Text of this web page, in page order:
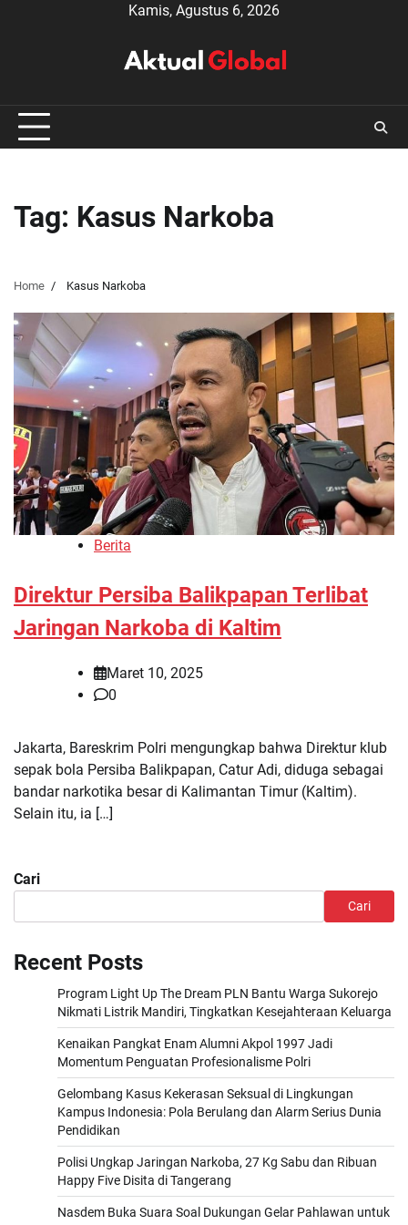
Kamis, Agustus 6, 2026
Tag: Kasus Narkoba
Home Kasus Narkoba
Berita
Direktur Persiba Balikpapan Terlibat
Jaringan Narkoba di Kaltim
Maret 10, 2025
0
Jakarta, Bareskrim Polri mengungkap bahwa Direktur klub
sepak bola Persiba Balikpapan, Catur Adi, diduga sebagai
bandar narkotika besar di Kalimantan Timur (Kaltim).
Selain itu, ia […]
Cari
Cari
Recent Posts
Program Light Up The Dream PLN Bantu Warga Sukorejo
Nikmati Listrik Mandiri, Tingkatkan Kesejahteraan Keluarga
Kenaikan Pangkat Enam Alumni Akpol 1997 Jadi
Momentum Penguatan Profesionalisme Polri
Gelombang Kasus Kekerasan Seksual di Lingkungan
Kampus Indonesia: Pola Berulang dan Alarm Serius Dunia
Pendidikan
Polisi Ungkap Jaringan Narkoba, 27 Kg Sabu dan Ribuan
Happy Five Disita di Tangerang
Nasdem Buka Suara Soal Dukungan Gelar Pahlawan untuk